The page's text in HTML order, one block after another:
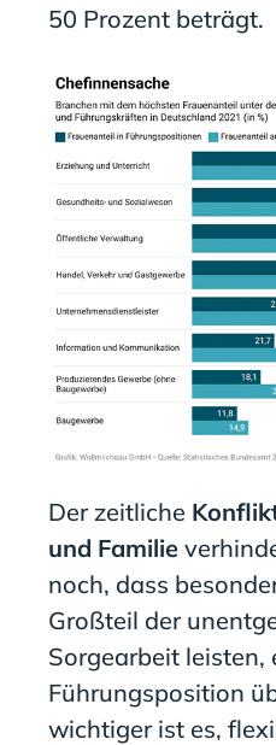
50 Prozent beträgt.
Der zeitliche
und Familie
noch, dass
Großteil der
Sorgearbeit leisten,
Führungsposition
wichtiger ist es,